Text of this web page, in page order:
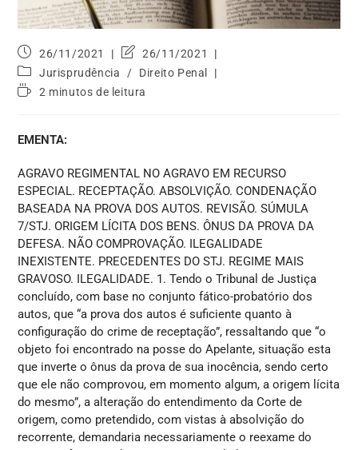
26/11/2021
26/11/2021
Jurisprudência
/
Direito Penal
2 minutos de leitura
EMENTA:
AGRAVO REGIMENTAL NO AGRAVO EM RECURSO
ESPECIAL. RECEPTAÇÃO. ABSOLVIÇÃO. CONDENAÇÃO
BASEADA NA PROVA DOS AUTOS. REVISÃO. SÚMULA
7/STJ. ORIGEM LÍCITA DOS BENS. ÔNUS DA PROVA DA
DEFESA. NÃO COMPROVAÇÃO. ILEGALIDADE
INEXISTENTE. PRECEDENTES DO STJ. REGIME MAIS
GRAVOSO. ILEGALIDADE. 1. Tendo o Tribunal de Justiça
concluído, com base no conjunto fático-probatório dos
autos, que “a prova dos autos é suficiente quanto à
configuração do crime de receptação”, ressaltando que “o
objeto foi encontrado na posse do Apelante, situação esta
que inverte o ônus da prova de sua inocência, sendo certo
que ele não comprovou, em momento algum, a origem lícita
do mesmo”, a alteração do entendimento da Corte de
origem, como pretendido, com vistas à absolvição do
recorrente, demandaria necessariamente o reexame do